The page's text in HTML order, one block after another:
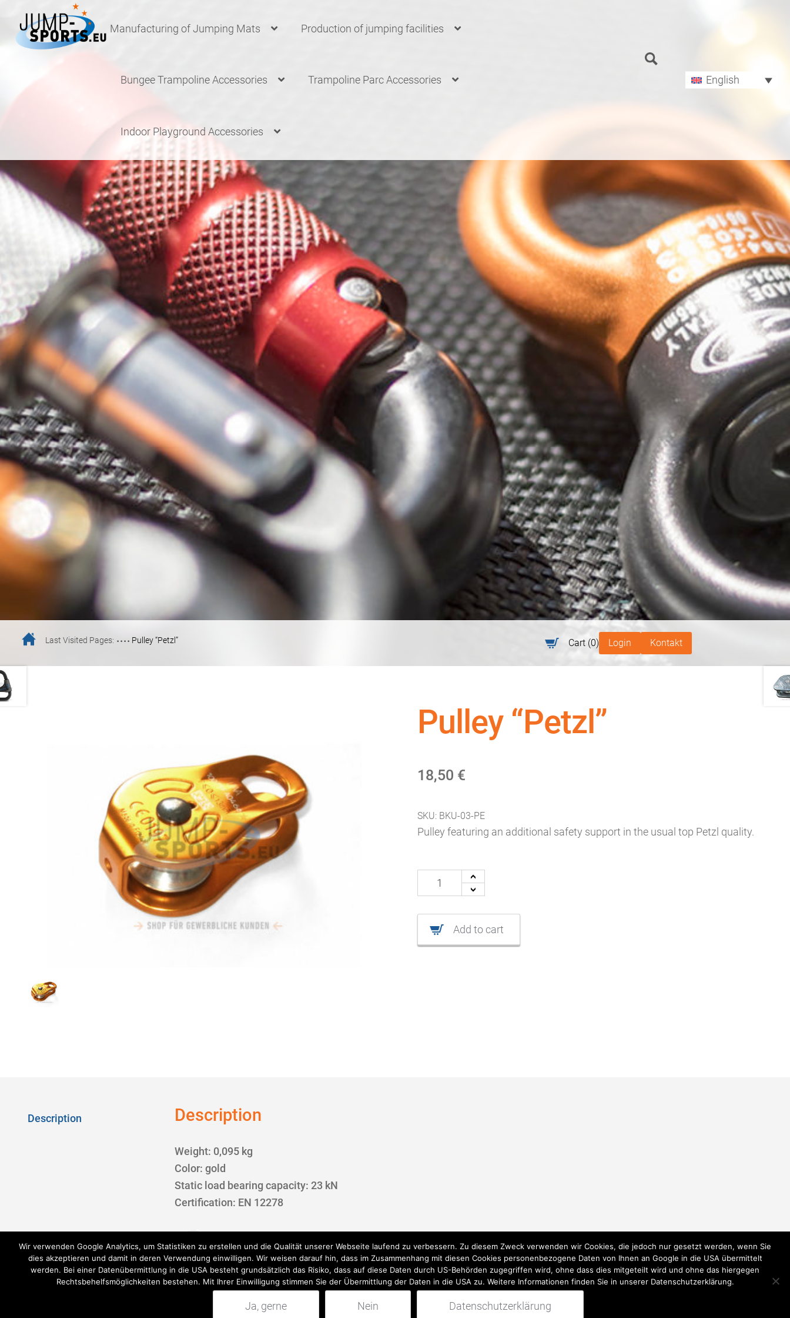
navigation
content
Manufacturing of Jumping Mats Production of jumping facilities
Bungee Trampoline Accessories Trampoline Parc Accessories
Indoor Playground Accessories
English
Last Visited Pages: .... Pulley “Petzl” Cart (0) Login Kontakt
Pulley “Petzl”
18,50 €
SKU: BKU-03-PE
Pulley featuring an additional safety support in the usual top Petzl quality.
Pulley
"Petzl"
quantity
+
-
Add to cart
Description Description
Weight: 0,095 kg
Color: gold
Static load bearing capacity: 23 kN
Certification: EN 12278
Wir verwenden Google Analytics, um Statistiken zu erstellen und die Qualität unserer Webseite laufend zu verbessern. Zu diesem Zweck verwenden wir Cookies, die jedoch nur gesetzt werden, wenn Sie
dies akzeptieren und damit in deren Verwendung einwilligen. Wir weisen darauf hin, dass im Zusammenhang mit diesen Cookies personenbezogene Daten von Ihnen an Google in die USA übermittelt
werden. Bei einer Datenübermittlung in die USA besteht grundsätzlich das Risiko, dass auf diese Daten durch US-Behörden zugegriffen wird, ohne dass dies mitgeteilt wird und ohne das hiergegen
Rechtsbehelfsmöglichkeiten bestehen. Mit Ihrer Einwilligung stimmen Sie der Übermittlung der Daten in die USA zu. Weitere Informationen finden Sie in unserer Datenschutzerklärung.
Ja, gerne Nein Datenschutzerklärung